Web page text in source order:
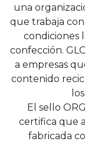
una
que trabaja con
condiciones
confección.
a empresas
contenido
El sello
certifica que
fabricada